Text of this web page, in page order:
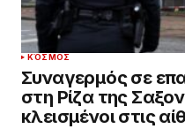
ΚΌΣΜΟΣ
Συναγερμός σε
στη Ρίζα της
κλεισμένοι στις